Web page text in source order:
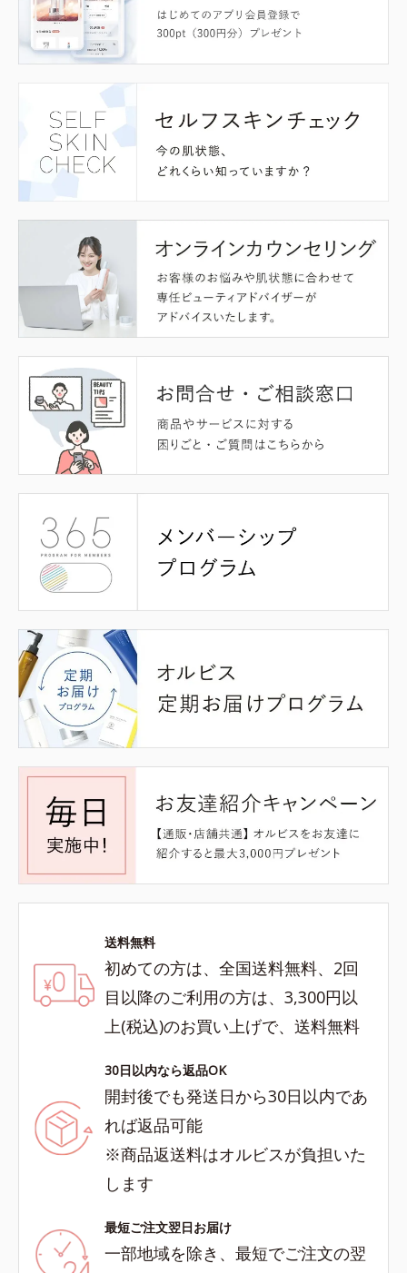
送料無料
初めての方は、全国送料無料、2回
目以降のご利用の方は、3,300円以
上(税込)のお買い上げで、送料無料
30日以内なら返品OK
開封後でも発送日から30日以内であ
れば返品可能
※商品返送料はオルビスが負担いた
します
最短ご注文翌日お届け
一部地域を除き、最短でご注文の翌